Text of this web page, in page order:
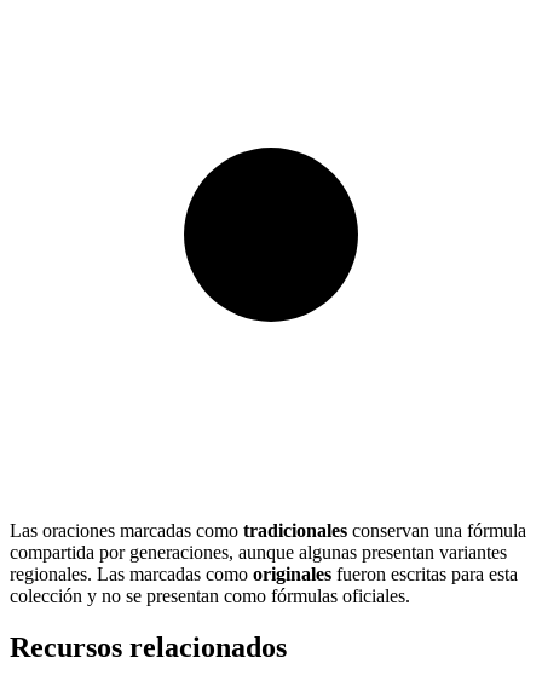
Las oraciones marcadas como tradicionales conservan una fórmula
compartida por generaciones, aunque algunas presentan variantes
regionales. Las marcadas como originales fueron escritas para esta
colección y no se presentan como fórmulas oficiales.
Recursos relacionados